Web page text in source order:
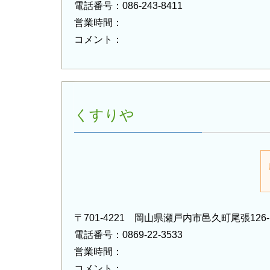
電話番号：086-243-8411
営業時間：
コメント：
くすりや
〒701-4221 岡山県瀬戸内市邑久町尾張
電話番号：0869-22-3533
営業時間：